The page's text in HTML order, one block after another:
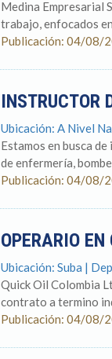
Medina Empresarial
trabajo, enfocados
Publicación: 04/08/
INSTRUCTOR
Ubicación: A Nivel
Estamos en busca
de enfermería,
Publicación: 04/08/
OPERARIO
Ubicación: Suba |
Quick Oil Colombia
contrato a termino
Publicación: 04/08/